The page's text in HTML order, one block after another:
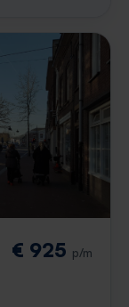
€ 925 p/m